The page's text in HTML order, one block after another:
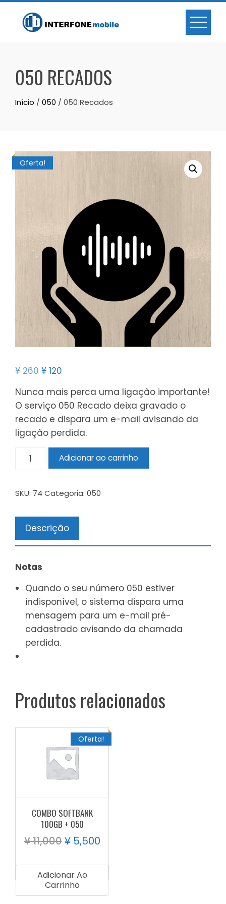
050 RECADOS
Início / 050 / 050 Recados
Oferta!
¥260 ¥ 120
Nunca mais perca uma ligação importante!
O serviço 050 Recado deixa gravado o
recado e dispara um e-mail avisando da
ligação perdida.
Adicionar ao carrinho
SKU: 74 Categoria: 050
Descrição
Notas
Quando o seu número 050 estiver
indisponível, o sistema dispara uma
mensagem para um e-mail pré-
cadastrado avisando da chamada
perdida.
Produtos relacionados
Oferta!
COMBO SOFTBANK
100GB + 050
¥11,000¥5,500
Adicionar Ao
Carrinho